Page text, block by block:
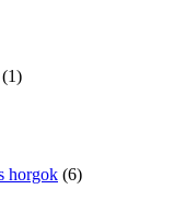
(1)
horgok (6)